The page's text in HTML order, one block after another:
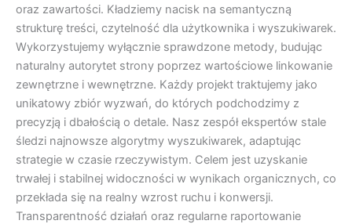
oraz zawartości. Kładziemy nacisk na semantyczną
strukturę treści, czytelność dla użytkownika i wyszukiwarek.
Wykorzystujemy wyłącznie sprawdzone metody, budując
naturalny autorytet strony poprzez wartościowe linkowanie
zewnętrzne i wewnętrzne. Każdy projekt traktujemy jako
unikatowy zbiór wyzwań, do których podchodzimy z
precyzją i dbałością o detale. Nasz zespół ekspertów stale
śledzi najnowsze algorytmy wyszukiwarek, adaptując
strategie w czasie rzeczywistym. Celem jest uzyskanie
trwałej i stabilnej widoczności w wynikach organicznych, co
przekłada się na realny wzrost ruchu i konwersji.
Transparentność działań oraz regularne raportowanie